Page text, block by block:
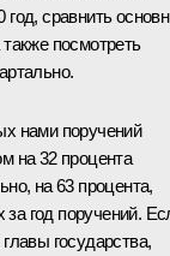
год, сравнить
посмотреть
нами поручений
на 32 процента
на 63 процента,
год поручений.
государства,